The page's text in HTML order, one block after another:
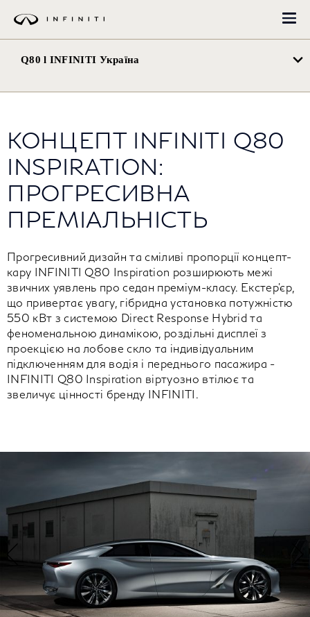
Q80 l INFINITI Україна
КОНЦЕПТ INFINITI Q80
INSPIRATION:
ПРОГРЕСИВНА
ПРЕМІАЛЬНІСТЬ
Прогресивний дизайн та сміливі пропорції концепт-
кару INFINITI Q80 Inspiration розширюють межі
звичних уявлень про седан преміум-класу. Екстер'єр,
що привертає увагу, гібридна установка потужністю
550 кВт з системою Direct Response Hybrid та
феноменальною динамікою, роздільні дисплеї з
проекцією на лобове скло та індивідуальним
підключенням для водія і переднього пасажира -
INFINITI Q80 Inspiration віртуозно втілює та
звеличує цінності бренду INFINITI.